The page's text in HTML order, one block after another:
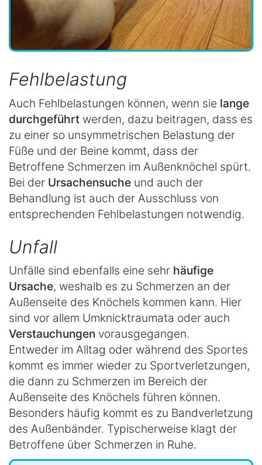
Fehlbelastung
Auch Fehlbelastungen können, wenn sie lange
durchgeführt werden, dazu beitragen, dass es
zu einer so unsymmetrischen Belastung der
Füße und der Beine kommt, dass der
Betroffene Schmerzen im Außenknöchel spürt.
Bei der Ursachensuche und auch der
Behandlung ist auch der Ausschluss von
entsprechenden Fehlbelastungen notwendig.
Unfall
Unfälle sind ebenfalls eine sehr häufige
Ursache, weshalb es zu Schmerzen an der
Außenseite des Knöchels kommen kann. Hier
sind vor allem Umknicktraumata oder auch
Verstauchungen vorausgegangen.
Entweder im Alltag oder während des Sportes
kommt es immer wieder zu Sportverletzungen,
die dann zu Schmerzen im Bereich der
Außenseite des Knöchels führen können.
Besonders häufig kommt es zu Bandverletzung
des Außenbänder. Typischerweise klagt der
Betroffene über Schmerzen in Ruhe.